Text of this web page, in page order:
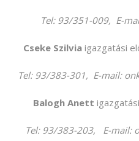
Tel: 93/351-009, E-
Cseke Szilviaigazgatási
Tel: 93/383-301, E-mail:
Balogh Anett
Tel: 93/383-203, E-mail: